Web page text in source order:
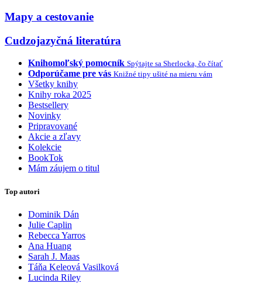
Mapy a cestovanie
Cudzojazyčná literatúra
Knihomoľský pomocník Spýtajte sa Sherlocka, čo čítať
Odporúčame pre vás Knižné tipy ušité na mieru vám
Všetky knihy
Knihy roka 2025
Bestsellery
Novinky
Pripravované
Akcie a zľavy
Kolekcie
BookTok
Mám záujem o titul
Top autori
Dominik Dán
Julie Caplin
Rebecca Yarros
Ana Huang
Sarah J. Maas
Táňa Keleová Vasilková
Lucinda Riley